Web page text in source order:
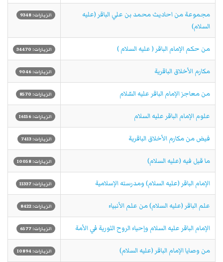
مجموعة من احاديث محمد بن علي الباقر (عليه
السلام)
الزيارات: 9348
من حكم الإمام الباقر ( عليه السلام ) الزيارات: 34470
مكارم الأخلاق الباقرية الزيارات: 9046
من معاجز الإمام الباقر عليه السّلام الزيارات: 8570
علوم الإمام الباقر علیه السلام الزيارات: 16156
فيض من مكارم الأخلاق الباقرية الزيارات: 7413
ما قيل فيه (علیه السلام) الزيارات: 10058
الإمام الباقر (عليه السلام) ومدرسته الإسلامية الزيارات: 11337
علم الباقر (عليه السلام) من علم الأنبياء الزيارات: 8422
الإمام الباقر عليه السلام وإحياء الروح الثورية في الأمة الزيارات: 6577
من وصايا الإمام الباقر (عليه السلام) الزيارات: 10894